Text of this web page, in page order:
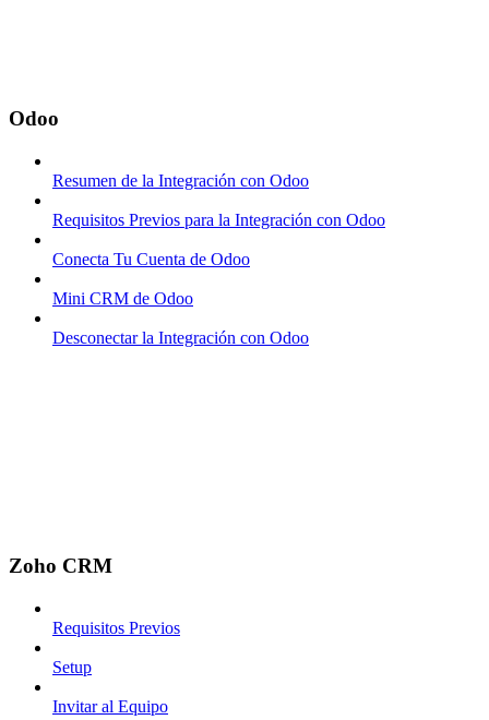
Odoo
Resumen de la Integración con Odoo
Requisitos Previos para la Integración con Odoo
Conecta Tu Cuenta de Odoo
Mini CRM de Odoo
Desconectar la Integración con Odoo
Zoho CRM
Requisitos Previos
Setup
Invitar al Equipo